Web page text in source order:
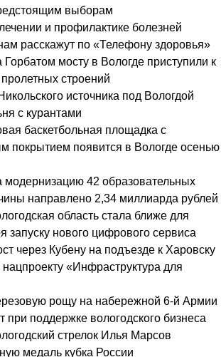
выборам
и профилактике болезней
расскажут по «Телефону здоровья»
Горбатом мосту в Вологде приступили к
строений
источника под Вологдой
с курантами
баскетбольная площадка с
покрытием появится в Вологде осенью
модернизацию 42 образовательных
направлено 2,34 миллиарда рублей
область стала ближе для
запуску нового цифрового сервиса
через Кубену на подъезде к Харовску
«Инфраструктура для
рощу на набережной 6-й Армии
при поддержке вологодского бизнеса
стрелок Илья Марсов
медаль кубка России